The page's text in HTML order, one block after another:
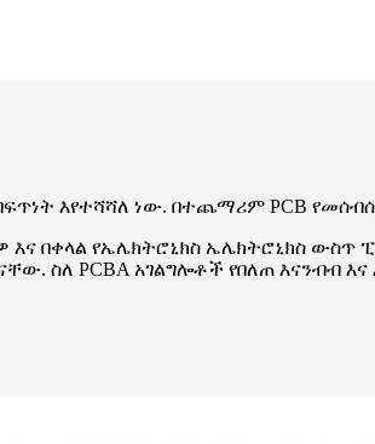
እየተሻሻለ ነው. በተጨማሪም PCB
በቀላል የኤሌክትሮኒክስ ኤሌክትሮኒክስ ውስጥ
ስለ PCBA አገልግሎቶች የበለጠ እናንብብ